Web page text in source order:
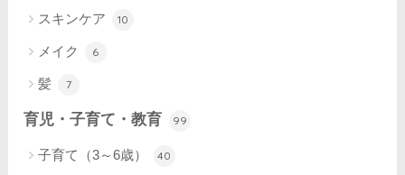
スキンケア 10
メイク 6
髪 7
育児・子育て・教育 99
子育て（3～6歳） 40